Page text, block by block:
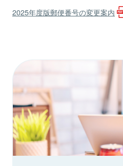
2025年度版郵便番号の変更案内